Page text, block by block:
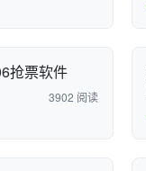
抢票软件
3902 阅读